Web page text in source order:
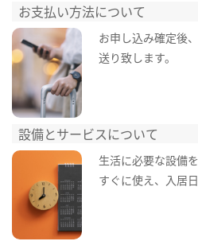
お支払い方法について
お申し込み確定後
送り致します。
設備とサービスについて
生活に必要な設備
すぐに使え、入居